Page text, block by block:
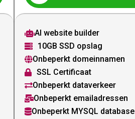
AI website builder
 10GB SSD opslag
Onbeperkt domeinnamen
 SSL Certificaat
Onbeperkt dataverkeer
Onbeperkt emailadressen
Onbeperkt MYSQL database